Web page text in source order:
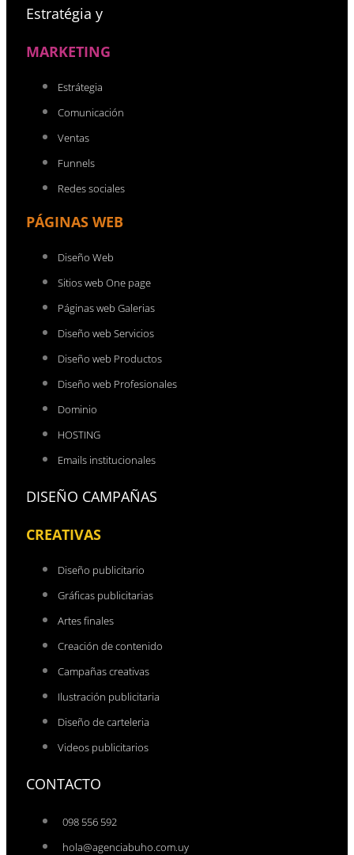
Estratégia y
MARKETING
Estrátegia
Comunicación
Ventas
Funnels
Redes sociales
PÁGINAS WEB
Diseño Web
Sitios web One page
Páginas web Galerias
Diseño web Servicios
Diseño web Productos
Diseño web Profesionales
Dominio
HOSTING
Emails institucionales
DISEÑO CAMPAÑAS
CREATIVAS
Diseño publicitario
Gráficas publicitarias
Artes finales
Creación de contenido
Campañas creativas
Ilustración publicitaria
Diseño de carteleria
Videos publicitarios
CONTACTO
098 556 592
hola@agenciabuho.com.uy